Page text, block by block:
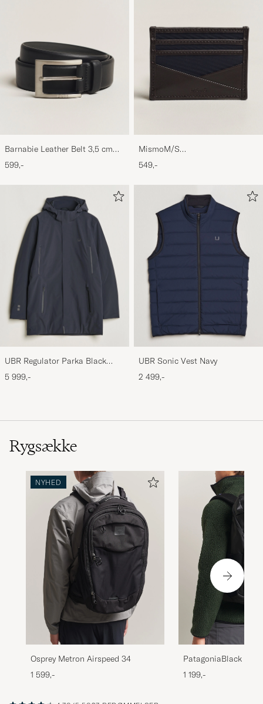
Barnabie Leather Belt 3,5 cm
Black
599,-
MismoM/S
CardholderNavy/Dark Brown
549,-
UBR Regulator Parka Black
Storm
5 999,-
UBR Sonic Vest Navy
2 499,-
Rygsække
NYHED
Osprey Metron Airspeed 34
1 599,-
PatagoniaBlack
25LBlack
1 199,-